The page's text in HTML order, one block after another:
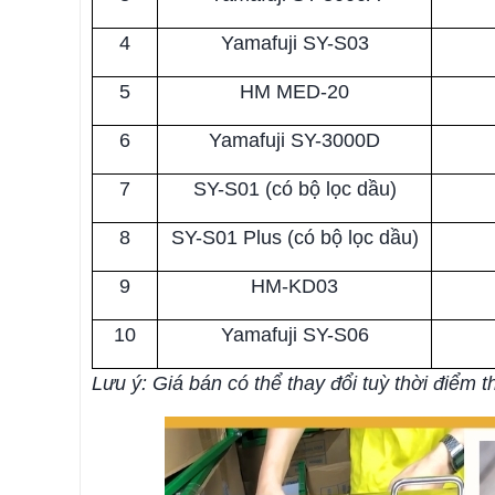
4 Yamafuji SY-S03
5 HM MED-20
6 Yamafuji SY-3000D
7 SY-S01 (có bộ lọc dầu)
8 SY-S01 Plus (có bộ lọc dầu)
9 HM-KD03
10 Yamafuji SY-S06
Lưu ý: Giá bán có thể thay đổi tuỳ thời điểm